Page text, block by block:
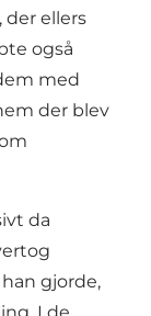
der ellers
også
med
der blev
da
gjorde,